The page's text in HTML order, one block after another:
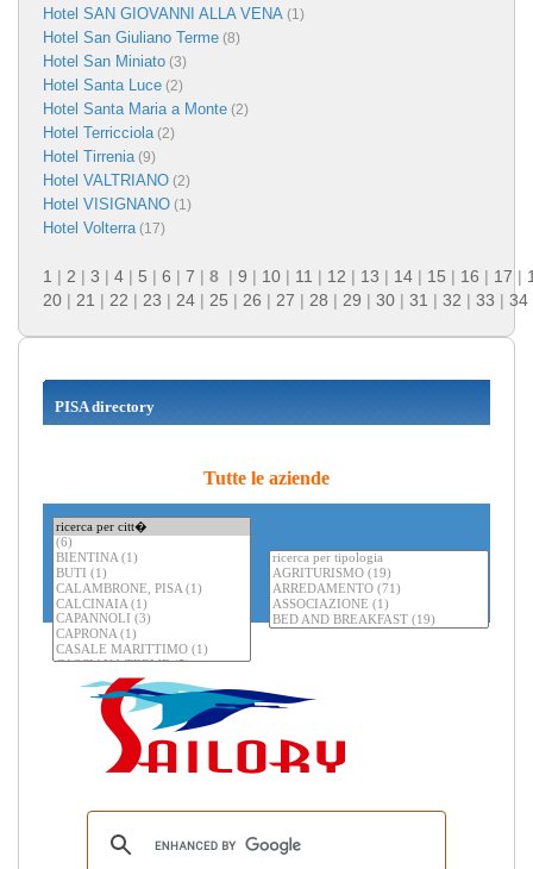
Hotel SAN GIOVANNI ALLA VENA (1)
Hotel San Giuliano Terme (8)
Hotel San Miniato (3)
Hotel Santa Luce (2)
Hotel Santa Maria a Monte (2)
Hotel Terricciola(2)
Hotel Tirrenia(9)
Hotel VALTRIANO (2)
Hotel VISIGNANO (1)
Hotel Volterra(17)
1 | 2 | 3 | 4 | 5 | 6 | 7 | 8 | 9 | 10 | 11 | 12 | 13 | 14 | 15 | 16 | 17 |
20 | 21 | 22 | 23 | 24 | 25 | 26 | 27 | 28 | 29 | 30 | 31 | 32 | 33 | 34
PISA directory
Tutte le aziende